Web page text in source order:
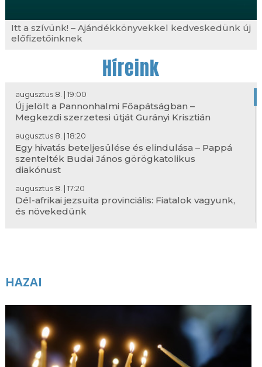
Itt a szívünk! – Ajándékkönyvekkel kedveskedünk új
előfizetőinknek
Híreink
augusztus 8. | 19:00
Új jelölt a Pannonhalmi Főapátságban –
Megkezdi szerzetesi útját Gurányi Krisztián
augusztus 8. | 18:20
Egy hivatás beteljesülése és elindulása – Pappá
szentelték Budai János görögkatolikus
diakónust
augusztus 8. | 17:20
Dél-afrikai jezsuita provinciális: Fiatalok vagyunk,
és növekedünk
Az ember Istenhez vezető útja
értelméhez való felemelkedésre
augusztus 8. | 14:00
A 250 éves plébániatemplomot ünnepelték a
HAZAI